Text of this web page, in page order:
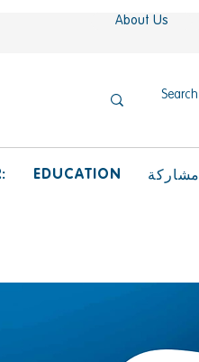
About Us
EDUCATION مشاركة